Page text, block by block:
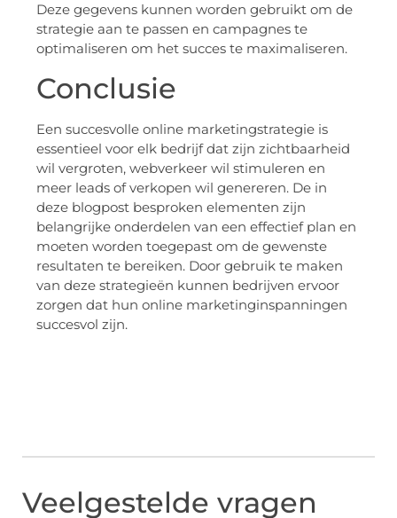
Deze gegevens kunnen worden gebruikt om de
strategie aan te passen en campagnes te
optimaliseren om het succes te maximaliseren.
Conclusie
Een succesvolle online marketingstrategie is
essentieel voor elk bedrijf dat zijn zichtbaarheid
wil vergroten, webverkeer wil stimuleren en
meer leads of verkopen wil genereren. De in
deze blogpost besproken elementen zijn
belangrijke onderdelen van een effectief plan en
moeten worden toegepast om de gewenste
resultaten te bereiken. Door gebruik te maken
van deze strategieën kunnen bedrijven ervoor
zorgen dat hun online marketinginspanningen
succesvol zijn.
Veelgestelde vragen